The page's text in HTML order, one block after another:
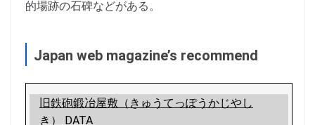
的場跡の石碑などがある。
Japan web magazine’s recommend
旧鉄砲鍛冶屋敷（きゅうてっぽうかじやし
き） DATA